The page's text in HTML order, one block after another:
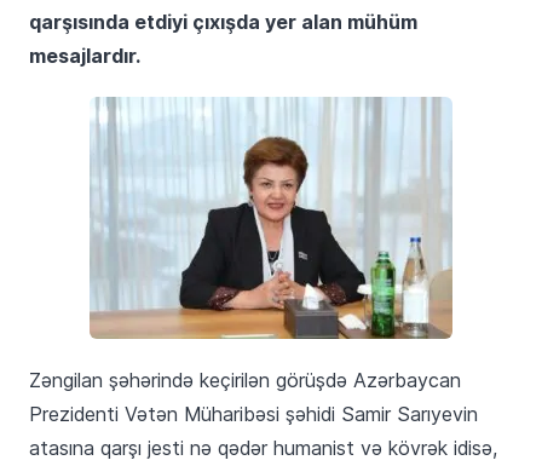
qarşısında etdiyi çıxışda yer alan mühüm
mesajlardır.
Zəngilan şəhərində keçirilən görüşdə Azərbaycan
Prezidenti Vətən Müharibəsi şəhidi Samir Sarıyevin
atasına qarşı jesti nə qədər humanist və kövrək idisə,